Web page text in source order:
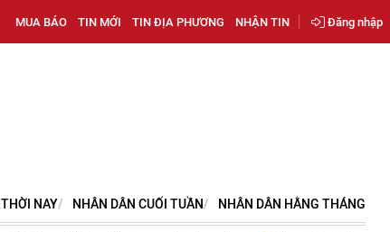
MUA BÁO TIN MỚI TIN ĐỊA PHƯƠNG NHẬN TIN Đăng nhập
THỜI NAY NHÂN DÂN CUỐI TUẦN NHÂN DÂN HẰNG THÁNG